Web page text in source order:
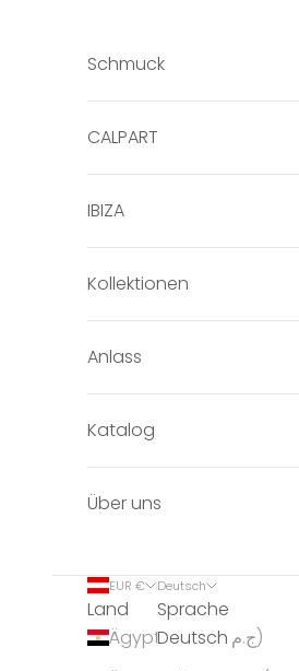
Schmuck
CALPART
IBIZA
Kollektionen
Anlass
Katalog
Über uns
EUR €
Land
Ägypten (EGP ج.م)
Deutsch
Sprache
Deutsch